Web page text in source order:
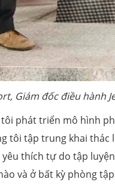
Giám đốc điều hành
tôi phát triển mô hình
tôi tập trung khai
thích tự do tập
và ở bất kỳ phòng tập